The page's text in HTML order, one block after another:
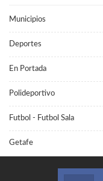
Municipios
Deportes
En Portada
Polideportivo
Futbol - Futbol Sala
Getafe